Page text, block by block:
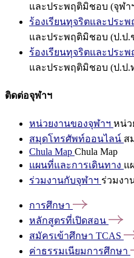
และประพฤติมิชอบ (จุฬา
ร้องเรียนทุจริตและประ
และประพฤติมิชอบ (ป.ป.
ร้องเรียนทุจริตและประ
และประพฤติมิชอบ (ป.ป.
ติดต่อจุฬาฯ
หน่วยงานของจุฬาฯ หน่ว
สมุดโทรศัพท์ออนไลน์ ส
Chula Map Chula Map
แผนที่และการเดินทาง แ
ร่วมงานกับจุฬาฯ ร่วมงา
การศึกษา
หลักสูตรที่เปิดสอน
สมัครเข้าศึกษา TCAS
ค่าธรรมเนียมการศึกษา